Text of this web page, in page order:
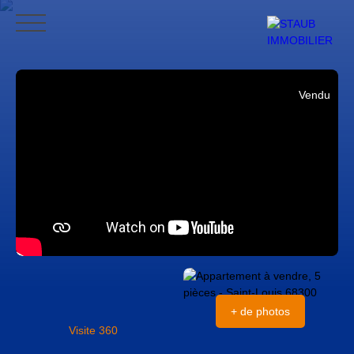
ACCUEIL ACHETER VENDRE NOS AVIS CONTACT
Vendu
Visite 360
+ de photos